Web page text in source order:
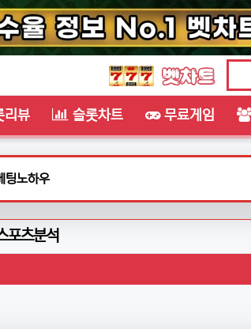
리뷰 슬롯차트 무료게임
팅노하우
포츠분석